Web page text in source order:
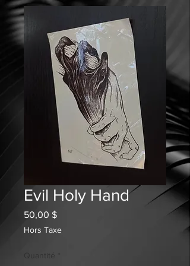
Evil Holy Hand
50,00 $Prix
Hors Taxe
Quantité *